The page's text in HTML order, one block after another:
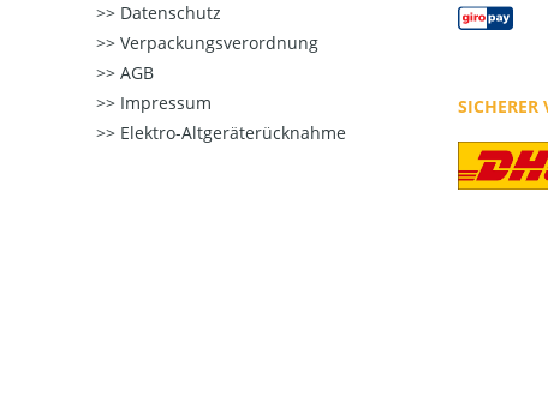
Datenschutz
Verpackungsverordnung
AGB
Impressum
Elektro-Altgeräterücknahme
SICHERER